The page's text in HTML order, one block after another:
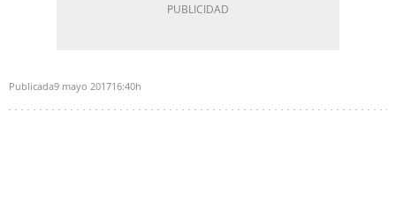
Publicada9 mayo 201716:40h